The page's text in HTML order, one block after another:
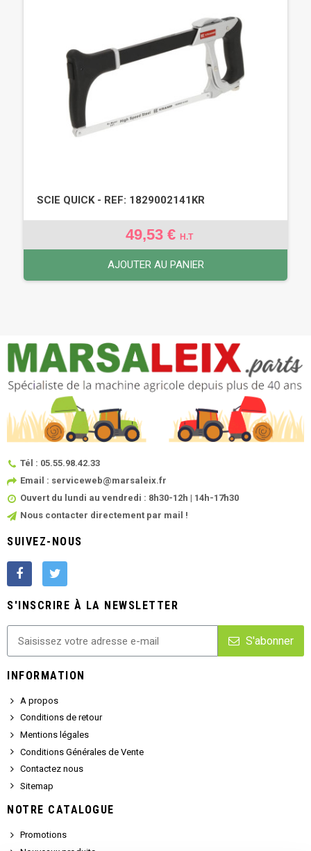
SCIE QUICK - REF: 1829002141KR
49,53 € H.T
AJOUTER AU PANIER
Tél : 05.55.98.42.33
Email : serviceweb@marsaleix.fr
Ouvert du lundi au vendredi : 8h30-12h | 14h-17h30
Nous contacter directement par mail !
SUIVEZ-NOUS
S'INSCRIRE À LA NEWSLETTER
S'abonner
INFORMATION
A propos
Conditions de retour
Mentions légales
Conditions Générales de Vente
Contactez nous
Sitemap
NOTRE CATALOGUE
Promotions